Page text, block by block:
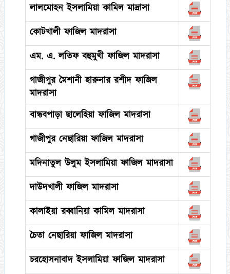
লালমোহন ইসলামিয়া কামিল মাদ্রাসা
কোটখালী ফাজিল মাদরাসা
এম. এ. লতিফ বহুমুখী ফাজিল মাদরাসা
গাজীপুর মৈশানী হারুনার রশীদ ফাজিল
মাদরাসা
বান্ধবপাড়া ছালেহিয়া ফাজিল মাদরাসা
গাজীপুর নেছারিয়া ফাজিল মাদরাসা
মদিনাতুল উলুম ইসলামিয়া ফাজিল মাদরাসা
দাউদখালী ফাজিল মাদরাসা
কালাইয়া রব্বানিয়া কামিল মাদরাসা
চৈতা নেছারিয়া ফাজিল মাদরাসা
চরহোসনাবাদ ইসলামিয়া ফাজিল মাদরাসা